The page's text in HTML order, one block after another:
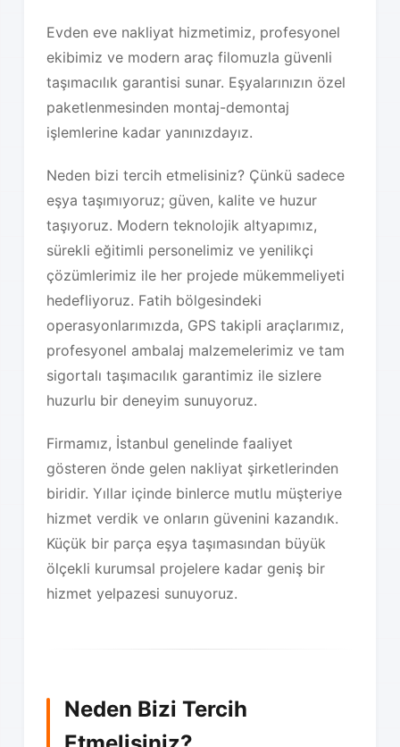
Evden eve nakliyat hizmetimiz, profesyonel
ekibimiz ve modern araç filomuzla güvenli
taşımacılık garantisi sunar. Eşyalarınızın özel
paketlenmesinden montaj-demontaj
işlemlerine kadar yanınızdayız.
Neden bizi tercih etmelisiniz? Çünkü sadece
eşya taşımıyoruz; güven, kalite ve huzur
taşıyoruz. Modern teknolojik altyapımız,
sürekli eğitimli personelimiz ve yenilikçi
çözümlerimiz ile her projede mükemmeliyeti
hedefliyoruz. Fatih bölgesindeki
operasyonlarımızda, GPS takipli araçlarımız,
profesyonel ambalaj malzemelerimiz ve tam
sigortalı taşımacılık garantimiz ile sizlere
huzurlu bir deneyim sunuyoruz.
Firmamız, İstanbul genelinde faaliyet
gösteren önde gelen nakliyat şirketlerinden
biridir. Yıllar içinde binlerce mutlu müşteriye
hizmet verdik ve onların güvenini kazandık.
Küçük bir parça eşya taşımasından büyük
ölçekli kurumsal projelere kadar geniş bir
hizmet yelpazesi sunuyoruz.
Neden Bizi Tercih